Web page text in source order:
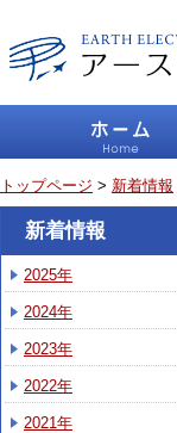
トップページ > 新着情報
新着情報
2025年
2024年
2023年
2022年
2021年